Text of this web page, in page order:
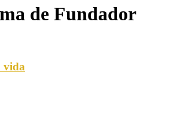
de Fundador
vida